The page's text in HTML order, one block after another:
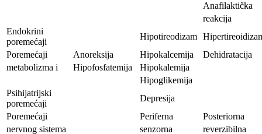
Anafilaktička
reakcija
Endokrini
poremećaji
Hipotireodizam
Poremećaji
Anoreksija Hipokalcemija
Dehidratacija
metabolizma i
Hipofosfatemija
Hipokalemija
Hipoglikemija
Psihijatrijski
poremećaji
Depresija
Poremećaji
Periferna
Posteriorna
nervnog sistema
senzorna
reverzibilna